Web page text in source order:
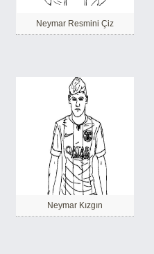
Neymar Resmini Çiz
Neymar Kızgın